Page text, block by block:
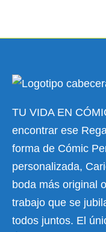
TU VIDA EN
encontrar ese
forma de Cómic
personalizada,
boda más original
trabajo que se
todos juntos. El